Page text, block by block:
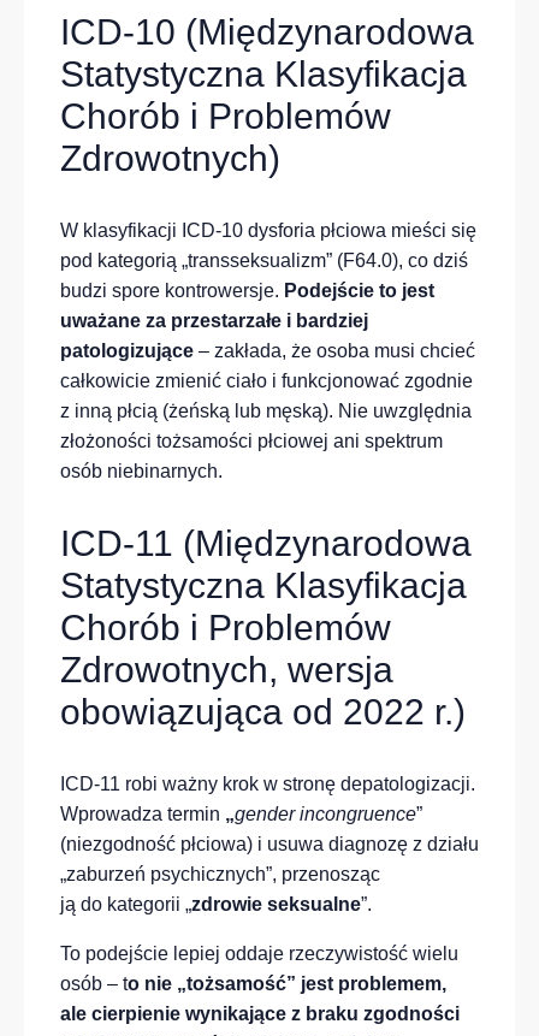
ICD-10 (Międzynarodowa
Statystyczna Klasyfikacja
Chorób i Problemów
Zdrowotnych)
W klasyfikacji ICD-10 dysforia płciowa mieści się
pod kategorią „transseksualizm” (F64.0), co dziś
budzi spore kontrowersje. Podejście to jest
uważane za przestarzałe i bardziej
patologizujące – zakłada, że osoba musi chcieć
całkowicie zmienić ciało i funkcjonować zgodnie
z inną płcią (żeńską lub męską). Nie uwzględnia
złożoności tożsamości płciowej ani spektrum
osób niebinarnych.
ICD-11 (Międzynarodowa
Statystyczna Klasyfikacja
Chorób i Problemów
Zdrowotnych, wersja
obowiązująca od 2022 r.)
ICD-11 robi ważny krok w stronę depatologizacji.
Wprowadza termin „gender incongruence”
(niezgodność płciowa) i usuwa diagnozę z działu
„zaburzeń psychicznych”, przenosząc
ją do kategorii „zdrowie seksualne”.
To podejście lepiej oddaje rzeczywistość wielu
osób – to nie „tożsamość” jest problemem,
ale cierpienie wynikające z braku zgodności